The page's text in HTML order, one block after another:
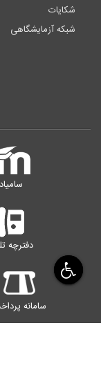
شکایات
شبکه آزمایشگاهی
سامیاد
دفترچه
سامانه